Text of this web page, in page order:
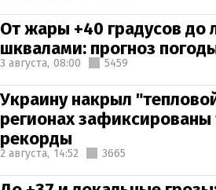
От жары +40 градусов до
шквалами: прогноз
3 августа, 08:00 5459
Украину накрыл
регионах
рекорды
2 августа, 14:52 3665